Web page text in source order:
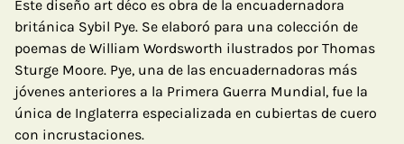
Este diseño art déco es obra de la encuadernadora
británica Sybil Pye. Se elaboró para una colección de
poemas de William Wordsworth ilustrados por Thomas
Sturge Moore. Pye, una de las encuadernadoras más
jóvenes anteriores a la Primera Guerra Mundial, fue la
única de Inglaterra especializada en cubiertas de cuero
con incrustaciones.